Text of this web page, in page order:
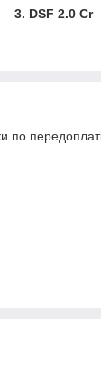
3. DSF 2.0 Cr
по